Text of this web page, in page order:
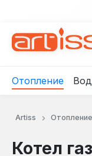
Отопление
Artiss Отопление
Котел